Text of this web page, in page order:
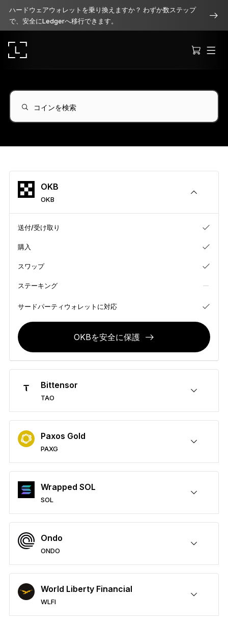
ハードウェアウォレットを乗り換えますか？ わずか数ステップ
で、安全にLedgerへ移行できます。
Ledger Flex
Ledger Nano
バックアップで万が一の事態に備える
すべて見る
まとめ買い & パック
アクセサリー
復元ソリューション
限定シリーズ
Ledger署名用デバイスを比較する
コインを検索
OKB
OKB
送付/受け取り
購入
スワップ
ステーキング
サードパーティウォレットに対応
OKBを安全に保護
Bittensor
TAO
送付/受け取り
購入
スワップ
ステーキング
サードパーティウォレットに対応
TAOを安全に保護
Paxos Gold
PAXG
送付/受け取り
購入
スワップ
ステーキング
サードパーティウォレットに対応
PAXGを安全に保護
Wrapped SOL
SOL
送付/受け取り
購入
スワップ
ステーキング
サードパーティウォレットに対応
SOLを安全に保護
Ondo
ONDO
送付/受け取り
購入
スワップ
ステーキング
サードパーティウォレットに対応
ONDOを安全に保護
World Liberty Financial
WLFI
送付/受け取り
購入
スワップ
ステーキング
サードパーティウォレットに対応
WLFIを安全に保護